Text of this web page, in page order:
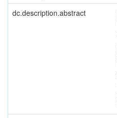
dc.description.abstract